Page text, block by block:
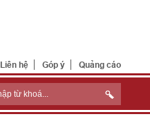
Liên hệ Góp ý Quảng cáo